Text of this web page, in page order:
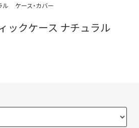
ル ケース・カバー
ックケース ナチュラル